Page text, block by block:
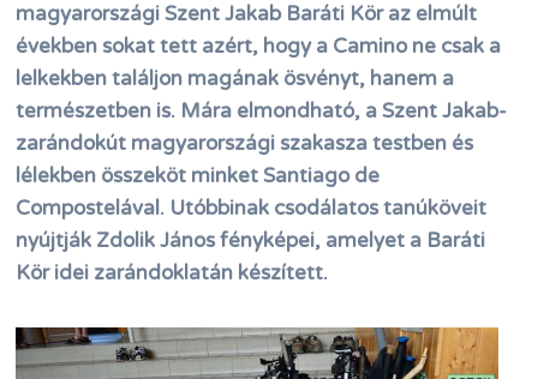
magyarországi Szent Jakab Baráti Kör az elmúlt
években sokat tett azért, hogy a Camino ne csak a
lelkekben találjon magának ösvényt, hanem a
természetben is. Mára elmondható, a Szent Jakab-
zarándokút magyarországi szakasza testben és
lélekben összeköt minket Santiago de
Compostelával. Utóbbinak csodálatos tanúköveit
nyújtják Zdolik János fényképei, amelyet a Baráti
Kör idei zarándoklatán készített.